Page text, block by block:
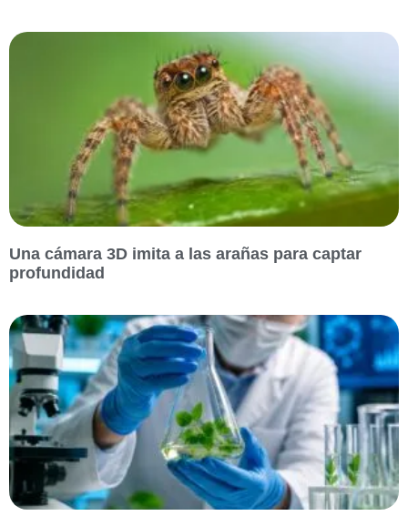
Una cámara 3D imita a las arañas para captar
profundidad